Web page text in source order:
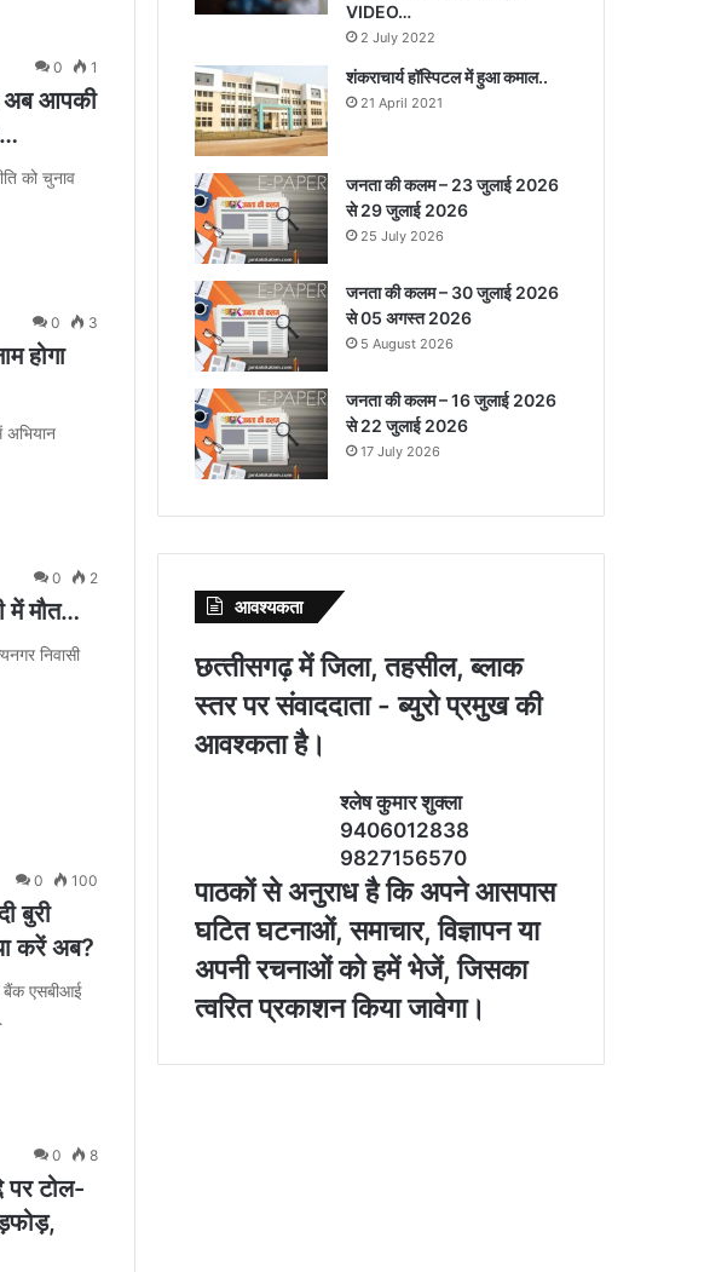
0 1
अब आपकी
को चुनाव
0 3
होगा
अभियान
0 2
में मौत…
निवासी
0 100
बुरी
करें अब?
एसबीआई
0 8
पर टोल-
VIDEO…
2 July 2022
शंकराचार्य हॉस्पिटल में हुआ कमाल..
21 April 2021
जनता की कलम – 23 जुलाई 2026
से 29 जुलाई 2026
25 July 2026
जनता की कलम – 30 जुलाई 2026
से 05 अगस्त 2026
5 August 2026
जनता की कलम – 16 जुलाई 2026
से 22 जुलाई 2026
17 July 2026
आवश्‍यकता
छत्‍तीसगढ़ में जिला, तहसील, ब्‍लाक
स्‍तर पर संवाददाता - ब्‍युरो प्रमुख की
आवश्‍कता है।
श्‍लेष कुमार शुक्‍ला
9406012838
9827156570
पाठकों से अनुराध है कि अपने आसपास
घटित घटनाओं, समाचार, विज्ञापन या
अपनी रचनाओं को हमें भेजें, जिसका
त्‍वरित प्रकाशन किया जावेगा।